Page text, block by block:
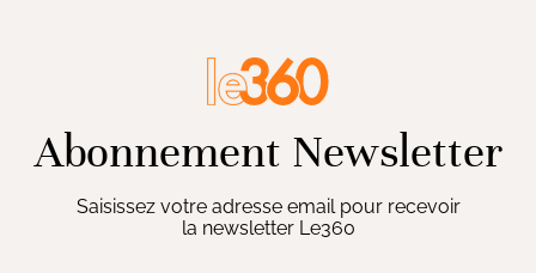
Abonnement Newsletter
Saisissez votre adresse email pour recevoir
la newsletter Le360